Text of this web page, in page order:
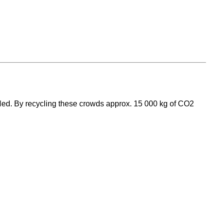
By recycling these crowds approx. 15 000 kg of CO2